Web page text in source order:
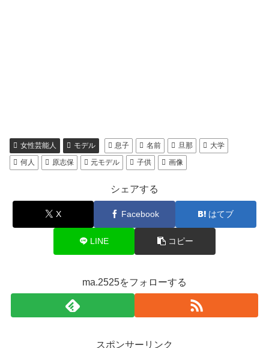
女性芸能人 モデル 息子 名前 旦那
大学
何人
原志保 元モデル 子供 画像
シェアする
X Facebook はてブ
LINE コピー
ma.2525をフォローする
スポンサーリンク